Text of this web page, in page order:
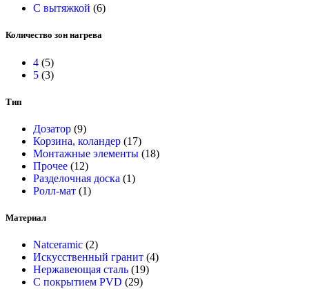
С вытяжкой (6)
Количество зон нагрева
4 (5)
5 (3)
Тип
Дозатор (9)
Корзина, коландер (17)
Монтажные элементы (18)
Прочее (12)
Разделочная доска (1)
Ролл-мат (1)
Материал
Natceramic (2)
Искусственный гранит (4)
Нержавеющая сталь (19)
С покрытием PVD (29)